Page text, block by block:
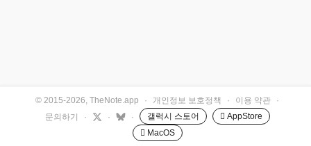
© 2015-2026, TheNote.app · 개인정보 보호정책 · 이용 약관
·
문의하기
· · · 갤럭시 스토어
 AppStore
 MacOS